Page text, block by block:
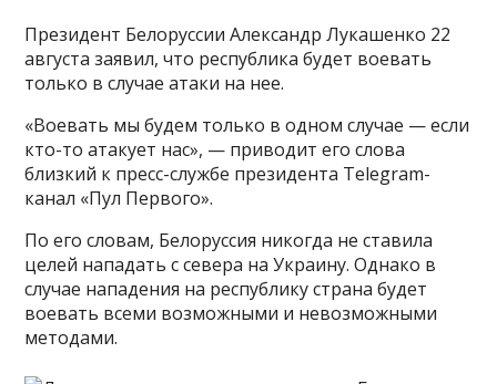
Президент Белоруссии Александр Лукашенко 22
августа заявил, что республика будет воевать
только в случае атаки на нее.
«Воевать мы будем только в одном случае — если
кто-то атакует нас», — приводит его слова
близкий к пресс-службе президента Telegram-
канал «Пул Первого».
По его словам, Белоруссия никогда не ставила
целей нападать с севера на Украину. Однако в
случае нападения на республику страна будет
воевать всеми возможными и невозможными
методами.